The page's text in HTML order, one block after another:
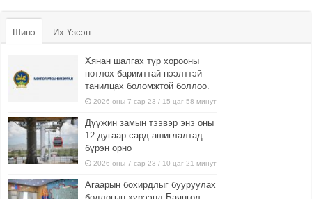
Шинэ Их Үзсэн
Хянан шалгах түр хорооны
нотлох баримттай нээлттэй
танилцах боломжтой боллоо.
2026 оны 7 сар 23 / 15 цаг 58 минут
Дүүжин замын тээвэр энэ оны
12 дугаар сард ашиглалтад
бүрэн орно
2026 оны 7 сар 23 / 10 цаг 21 минут
Агаарын бохирдлыг бууруулах